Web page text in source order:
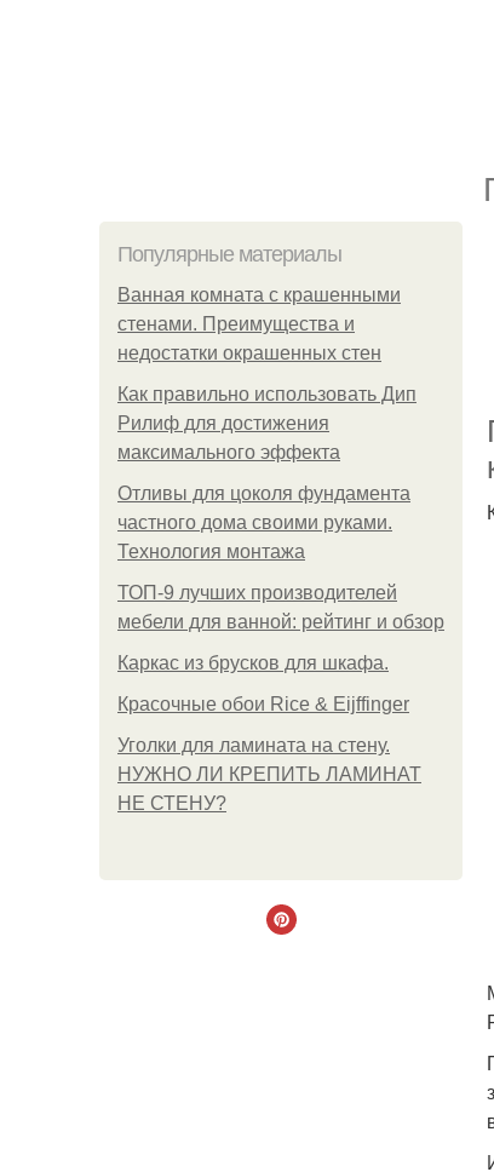
Популярные материалы
Ванная комната с крашенными
стенами. Преимущества и
недостатки окрашенных стен
Как правильно использовать Дип
Рилиф для достижения
максимального эффекта
Отливы для цоколя фундамента
частного дома своими руками.
Технология монтажа
ТОП-9 лучших производителей
мебели для ванной: рейтинг и обзор
Каркас из брусков для шкафа.
Красочные обои Rice & Eijffinger
Уголки для ламината на стену.
НУЖНО ЛИ КРЕПИТЬ ЛАМИНАТ
НЕ СТЕНУ?